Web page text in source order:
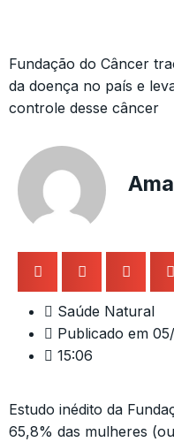
Fundação do Câncer
da doença no país e
controle desse câncer
Saúde Natural
Publicado em
15:06
Estudo inédito da
65,8% das mulheres